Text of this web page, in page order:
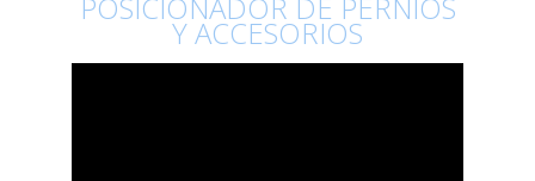
Y ACCESORIOS